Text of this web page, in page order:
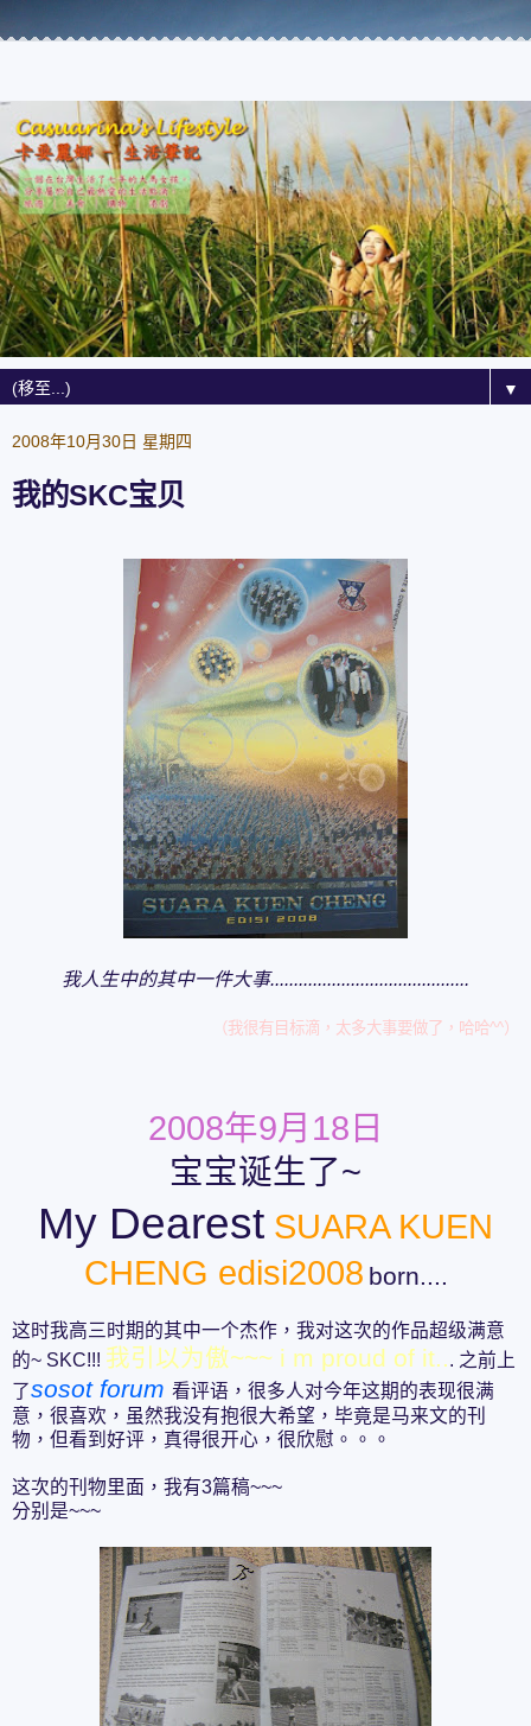
▼
2008年10月30日 星期四
我的SKC宝贝
我人生中的其中一件大事..........................................
（我很有目标滴，太多大事要做了，哈哈^^）
2008年9月18日
宝宝诞生了~
My Dearest SUARA KUEN
CHENG edisi2008 born....
这时我高三时期的其中一个杰作，我对这次的作品超级满意
的~ SKC!!! 我引以为傲~~~ i m proud of it... 之前上
了sosot forum 看评语，很多人对今年这期的表现很满
意，很喜欢，虽然我没有抱很大希望，毕竟是马来文的刊
物，但看到好评，真得很开心，很欣慰。。。
这次的刊物里面，我有3篇稿~~~
分别是~~~